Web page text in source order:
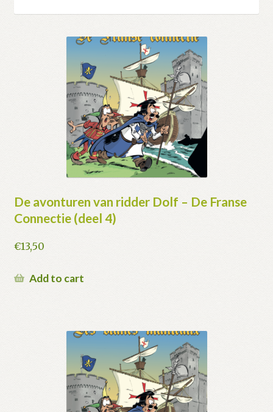
De avonturen van ridder Dolf – De Franse
Connectie (deel 4)
€13,50
Add to cart